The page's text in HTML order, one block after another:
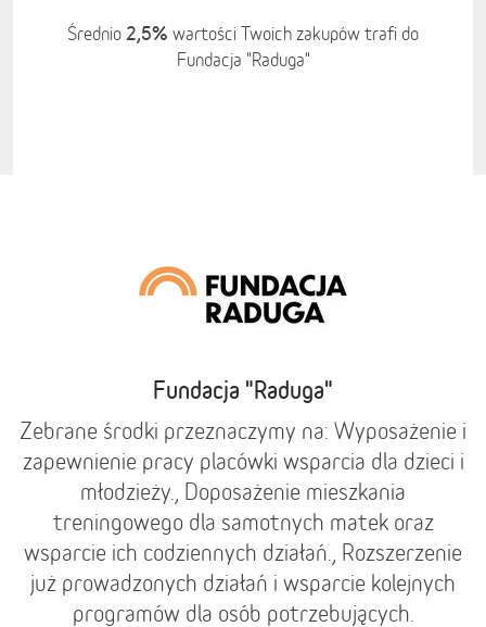
Średnio 2,5% wartości Twoich zakupów trafi do
Fundacja "Raduga"
Fundacja "Raduga"
Zebrane środki przeznaczymy na: Wyposażenie i
zapewnienie pracy placówki wsparcia dla dzieci i
młodzieży., Doposażenie mieszkania
treningowego dla samotnych matek oraz
wsparcie ich codziennych działań., Rozszerzenie
już prowadzonych działań i wsparcie kolejnych
programów dla osób potrzebujących.